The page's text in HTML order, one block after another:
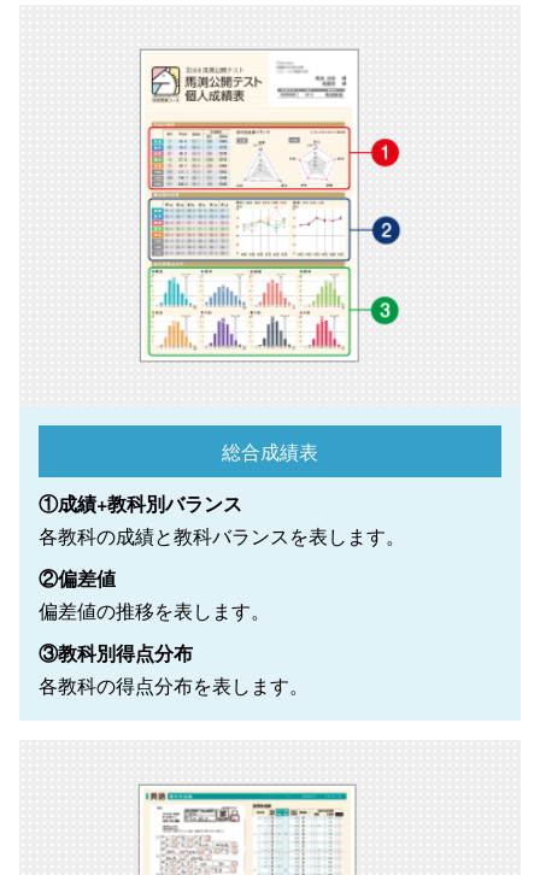
総合成績表
①成績+教科別バランス
各教科の成績と教科バランスを表します。
②偏差値
偏差値の推移を表します。
③教科別得点分布
各教科の得点分布を表します。